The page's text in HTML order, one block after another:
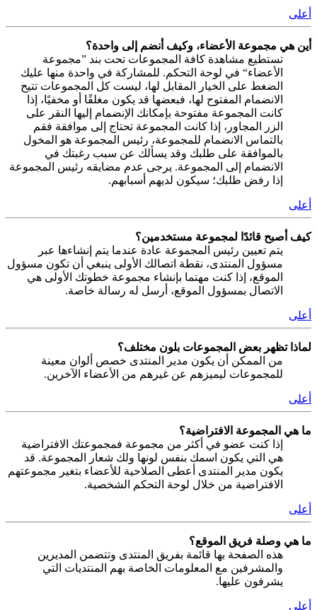
أعلى
أين هي مجموعة الأعضاء، وكيف أنضم إلى واحدة؟
تستطيع مشاهدة كافة المجموعات تحت بند ”مجموعة
الأعضاء“ في لوحة التحكم. للمشاركة في واحدة منها عليك
الضغط على الخيار المقابل لها، ليست كل المجموعات تتيح
الانضمام المفتوح لها، فبعضها قد يكون مغلقًا أو مخفيًا، إذا
كانت المجموعة مفتوحة بإمكانك الإنضمام إليها النقر على
الزر المجاور، إذا كانت المجموعة تحتاج إلى موافقة فقم
بالتماس الانضمام للمجموعة، رئيس المجموعة هو المخول
بالموافقة على طلبك وقد يسألك عن سبب رغبتك في
الانضمام إلى المجموعة. يرجى عدم مضايقه رئيس المجموعة
إذا رفض طلبك؛ سيكون لديهم أسبابهم.
أعلى
كيف أصبح قائدًا لمجموعة مستخدمين؟
يتم تعيين رئيس المجموعة عادة عندما يتم إنشاءها عبر
مسؤول المنتدى، نقطة اتصالك الأولى ينبغي أن تكون مسؤول
الموقع، إذا كنت مهتما بإنشاء مجموعة خطوتك الأولى هي
الاتصال بمسؤول الموقع، أرسل له رسالة خاصة.
أعلى
لماذا تظهر بعض المجموعات بلون مختلف؟
من الممكن أن يكون مدير المنتدى خصص ألوان معينة
للمجموعات ليميزهم عن غيرهم من الأعضاء الآخرين.
أعلى
ما هي المجموعة الافتراضية؟
إذا كنت عضو في أكثر من مجموعة فمجموعتك الافتراضية
هي التي يكون اسمك بنفس لونها ولك شعار المجموعة. قد
يكون مدير المنتدى أعطى الصلاحية للأعضاء بتغير مجموعتهم
الافتراضية من خلال لوحة التحكم الشخصية.
أعلى
ما هي وصلة فريق الموقع؟
هذه الصفحة بها قائمة بفريق المنتدى وتتضمن المديرين
والمشرفين مع المعلومات الخاصة بهم المنتديات التي
يشرفون عليها.
أعلى